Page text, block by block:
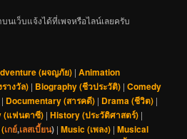
เว็บแจ้งได้ที่เพจหรือไลน์เลยครับ
(ผจญภัย) |Animation
างวัล) | Biography (ชีวประวัติ) |Comedy
| Documentary (สารคดี) | Drama (ชีวิต) |
(แฟนตาซี) |History (ประวัติศาสตร์) |
เกย์,เลสเบี้ยน) |Music (เพลง) |Musical